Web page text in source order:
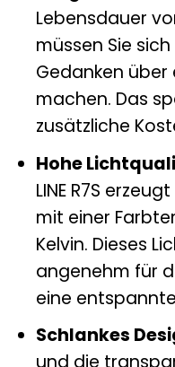
Lebensdauer
müssen Sie
Gedanken über
machen. Das
zusätzliche
Hohe
LINE R7S
mit einer
Kelvin. Dieses
angenehm für
eine
Schlankes
und die